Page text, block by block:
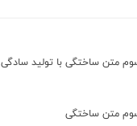
متن ساختگی با تولید سادگی
متن ساختگی